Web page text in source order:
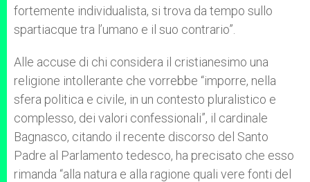
fortemente individualista, si trova da tempo sullo
spartiacque tra l’umano e il suo contrario”.
Alle accuse di chi considera il cristianesimo una
religione intollerante che vorrebbe “imporre, nella
sfera politica e civile, in un contesto pluralistico e
complesso, dei valori confessionali”, il cardinale
Bagnasco, citando il recente discorso del Santo
Padre al Parlamento tedesco, ha precisato che esso
rimanda “alla natura e alla ragione quali vere fonti del